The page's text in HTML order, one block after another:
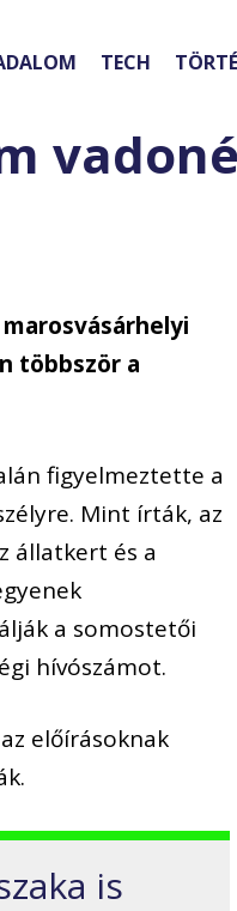
TECH
többször a
figyelmeztette a
Mint írták, az
állatkert és a
a somostetői
hívószámot.
előírásoknak
is